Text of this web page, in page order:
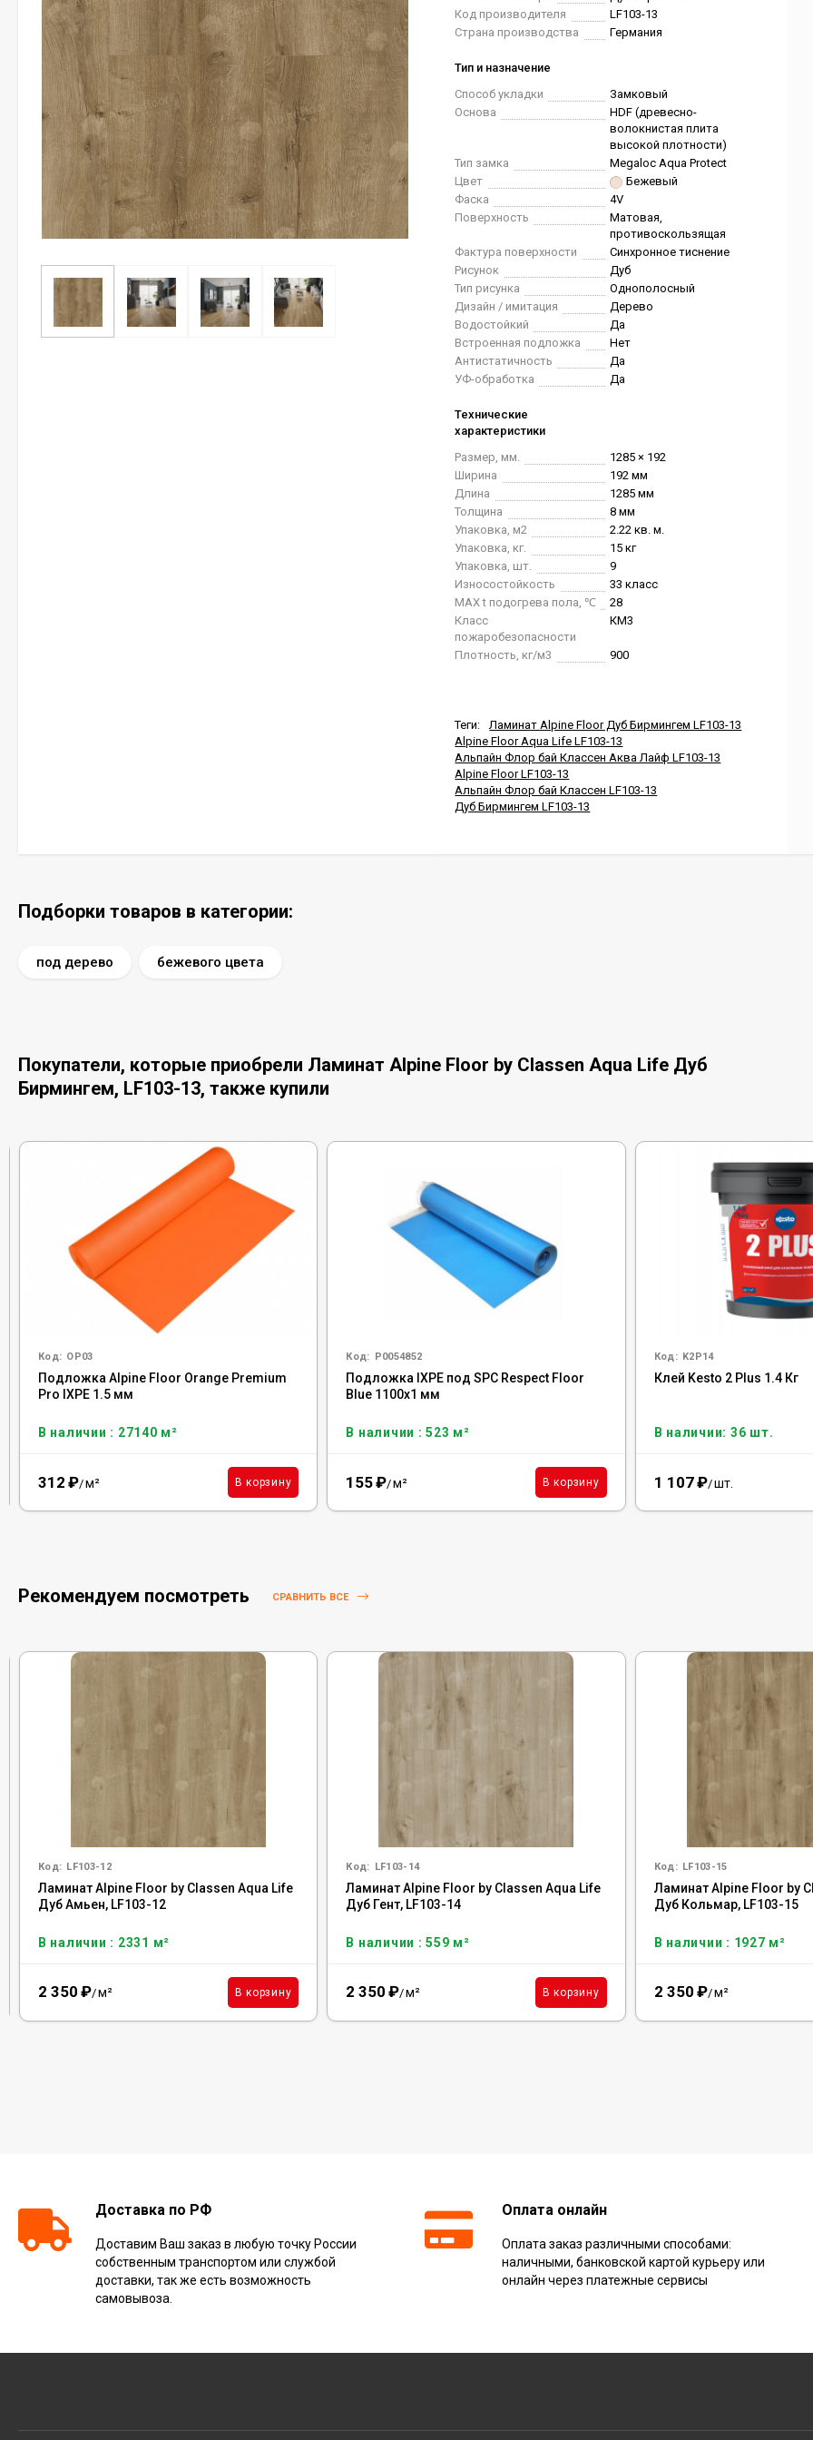
Код производителя
LF103-13
Страна производства
Германия
Тип и назначение
Способ укладки
Замковый
Основа
HDF (древесно-
волокнистая плита
высокой плотности)
Тип замка
Megaloc Aqua Protect
Цвет
Бежевый
Фаска
4V
Поверхность
Матовая,
противоскользящая
Фактура поверхности
Синхронное тиснение
Рисунок
Дуб
Тип рисунка
Однополосный
Дизайн / имитация
Дерево
Водостойкий
Да
Встроенная подложка
Нет
Антистатичность
Да
УФ-обработка
Да
Технические
характеристики
Размер, мм.
1285 × 192
Ширина
192 мм
Длина
1285 мм
Толщина
8 мм
Упаковка, м2
2.22 кв. м.
Упаковка, кг.
15 кг
Упаковка, шт.
9
Износостойкость
33 класс
MAX t подогрева пола, ℃
28
Класс
пожаробезопасности
КМ3
Плотность, кг/м3 900
Теги:
Ламинат Alpine Floor Дуб Бирмингем LF103-13
Alpine Floor Aqua Life LF103-13
Альпайн Флор бай Классен Аква Лайф LF103-13
Alpine Floor LF103-13
Альпайн Флор бай Классен LF103-13
Дуб Бирмингем LF103-13
Подборки товаров в категории:
под дерево бежевого цвета
Покупатели, которые приобрели Ламинат Alpine Floor by Classen Aqua Life Дуб
Бирмингем, LF103-13, также купили
Код: OP03
Подложка Alpine Floor Orange Premium
Pro IXPE 1.5 мм
В наличии : 27140 м²
312 ₽/м² В корзину
Код: Р0054852
Подложка IXPE под SPC Respect Floor
Blue 1100х1 мм
В наличии : 523 м²
155₽/м² В корзину
Код: K2P14
Клей Kesto 2 Plus 1.4 Кг
В наличии: 36 шт.
1 107₽/шт.
Рекомендуем посмотреть СРАВНИТЬ ВСЕ
Код: LF103-12
Ламинат Alpine Floor by Classen Aqua Life
Дуб Амьен, LF103-12
В наличии : 2331 м²
2 350 ₽/м² В корзину
Код: LF103-14
Ламинат Alpine Floor by Classen Aqua Life
Дуб Гент, LF103-14
В наличии : 559 м²
2 350 ₽/м² В корзину
Код: LF103-15
Ламинат Alpine Floor by
Дуб Кольмар, LF103-15
В наличии : 1927 м²
2 350 ₽/м²
Доставка по РФ
Доставим Ваш заказ в любую точку России
собственным транспортом или службой
доставки, так же есть возможность
самовывоза.
Оплата онлайн
Оплата заказ различными способами:
наличными, банковской картой курьеру или
онлайн через платежные сервисы